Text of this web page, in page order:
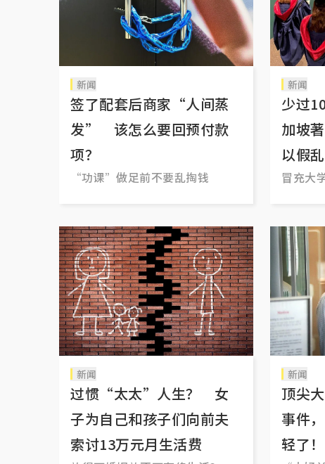
新闻
签了配套后商家“人间蒸
发” 该怎么要回预付款
项？
“功课”做足前不要乱掏钱
新闻
少过
加坡
以假乱
冒充大
新闻
过惯“太太”人生？ 女
子为自己和孩子们向前夫
索讨13万元月生活费
新闻
顶尖
事件
轻了！